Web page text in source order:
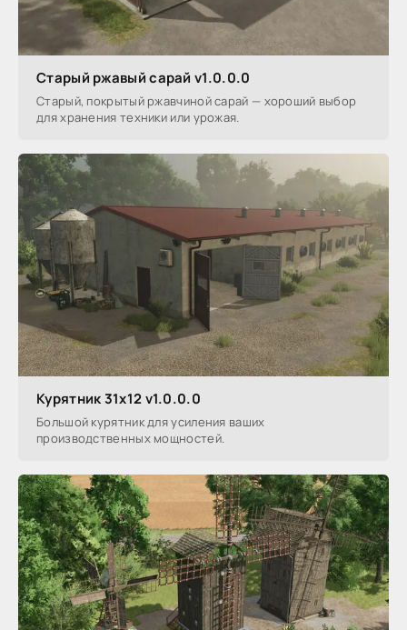
Старый ржавый сарай v1.0.0.0
Старый, покрытый ржавчиной сарай — хороший выбор
для хранения техники или урожая.
Курятник 31x12 v1.0.0.0
Большой курятник для усиления ваших
производственных мощностей.